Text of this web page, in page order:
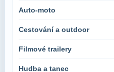
Auto-moto
Cestování a outdoor
Filmové trailery
Hudba a tanec